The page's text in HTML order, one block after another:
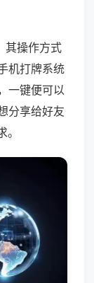
其操作方式
机打牌系统
一键便可以
分享给好友